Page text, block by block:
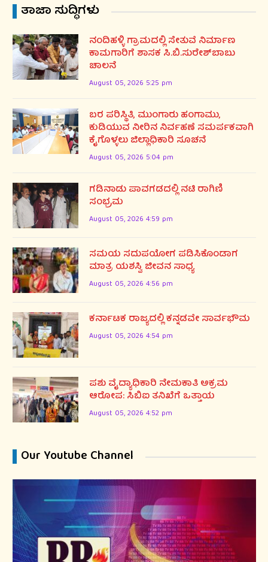
ತಾಜಾ ಸುದ್ಧಿಗಳು
ನಂದಿಹಳ್ಳಿ ಗ್ರಾಮದಲ್ಲಿ ಸೇತುವೆ ನಿರ್ಮಾಣ
ಕಾಮಗಾರಿಗೆ ಶಾಸಕ ಸಿ.ಬಿ.ಸುರೇಶ್‌ಬಾಬು
ಚಾಲನೆ
August 05, 2026 5:25 pm
ಬರ ಪರಿಸ್ಥಿತಿ, ಮುಂಗಾರು ಹಂಗಾಮು,
ಕುಡಿಯುವ ನೀರಿನ ನಿರ್ವಹಣೆ ಸಮರ್ಪಕವಾಗಿ
ಕೈಗೊಳ್ಳಲು ಜಿಲ್ಲಾಧಿಕಾರಿ ಸೂಚನೆ
August 05, 2026 5:04 pm
ಗಡಿನಾಡು ಪಾವಗಡದಲ್ಲಿ ನಟಿ ರಾಗಿಣಿ
ಸಂಭ್ರಮ
August 05, 2026 4:59 pm
ಸಮಯ ಸದುಪಯೋಗ ಪಡಿಸಿಕೊಂಡಾಗ
ಮಾತ್ರ ಯಶಸ್ವಿ ಜೀವನ ಸಾಧ್ಯ
August 05, 2026 4:56 pm
ಕರ್ನಾಟಕ ರಾಜ್ಯದಲ್ಲಿ ಕನ್ನಡವೇ ಸಾರ್ವಭೌಮ
August 05, 2026 4:54 pm
ಪಶು ವೈದ್ಯಾಧಿಕಾರಿ ನೇಮಕಾತಿ ಅಕ್ರಮ
ಆರೋಪ: ಸಿಬಿಐ ತನಿಖೆಗೆ ಒತ್ತಾಯ
August 05, 2026 4:52 pm
Our Youtube Channel